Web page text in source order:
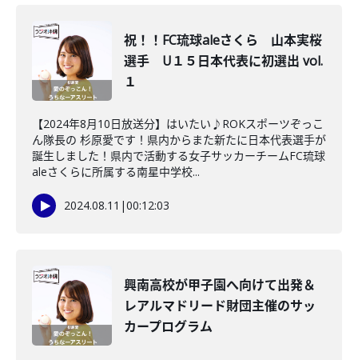
祝！！FC琉球aleさくら 山本実桜
選手 U１５日本代表に初選出 vol.
１
【2024年8月10日放送分】はいたい♪ROKスポーツぞっこ
ん隊長の 杉原愛です！県内からまた新たに日本代表選手が
誕生しました！県内で活動する女子サッカーチームFC琉球
aleさくらに所属する南星中学校...
2024.08.11 |00:12:03
興南高校が甲子園へ向けて出発＆
レアルマドリード財団主催のサッ
カープログラム